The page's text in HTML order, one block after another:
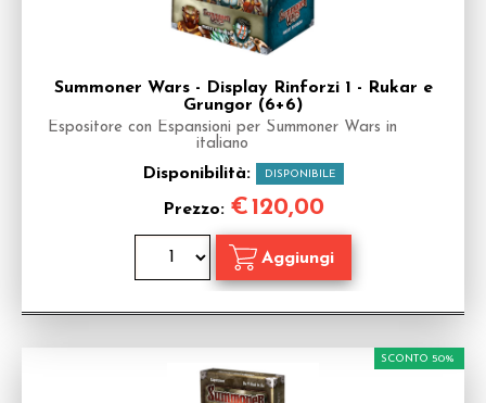
Summoner Wars - Display Rinforzi 1 - Rukar e
Grungor (6+6)
Espositore con Espansioni per Summoner Wars in
italiano
Disponibilità: DISPONIBILE
Prezzo: €120,00
SCONTO 50%